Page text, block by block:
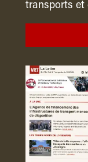
transports et